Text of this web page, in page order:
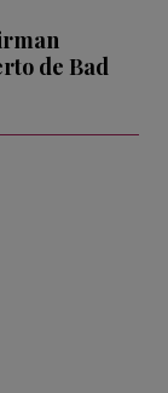
de Bad